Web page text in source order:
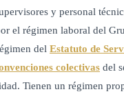
uno de los siguientes
de Emergencias.
de Seguro Social.
del Instituto Nacional
y personal
el régimen laboral del
del Estatuto de
colectivas del
Tienen un régimen